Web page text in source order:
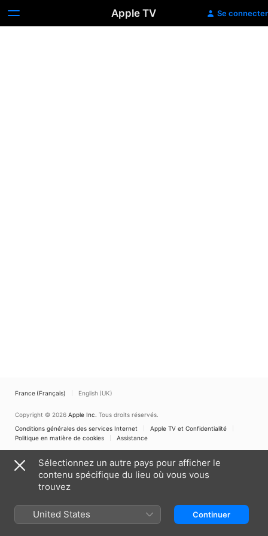
Apple TV Se connecter
France (Français) English (UK)
Copyright © 2026 Apple Inc. Tous droits réservés.
Conditions générales des services Internet
Apple TV et Confidentialité
Politique en matière de cookies
Assistance
Sélectionnez un autre pays pour afficher le
contenu spécifique du lieu où vous vous
trouvez
United States Continuer